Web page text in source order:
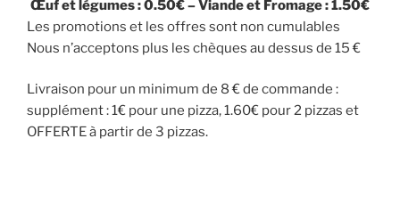
Œuf et légumes : 0.50€ – Viande et Fromage : 1.50€
Les promotions et les offres sont non cumulables
Nous n’acceptons plus les chèques au dessus de 15 €
Livraison pour un minimum de 8 € de commande :
supplément : 1€ pour une pizza, 1.60€ pour 2 pizzas et
OFFERTE à partir de 3 pizzas.